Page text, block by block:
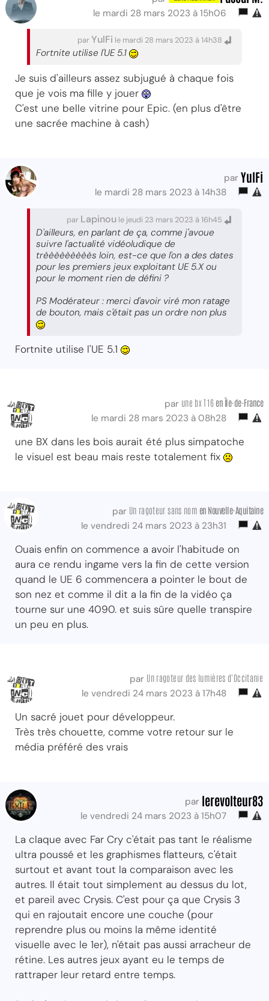
le mardi 28 mars 2023 à 15h06
parYulFi le mardi 28 mars 2023 à 14h38
Fortnite utilise l'UE 5.1
Je suis d'ailleurs assez subjugué à chaque fois
que je vois ma fille y jouer
C'est une belle vitrine pour Epic. (en plus d'être
une sacrée machine à cash)
par YulFi
le mardi 28 mars 2023 à 14h38
par Lapinou le jeudi 23 mars 2023 à 16h45
D'ailleurs, en parlant de ça, comme j'avoue
suivre l'actualité vidéoludique de
trèèèèèèèèès loin, est-ce que l'on a des dates
pour les premiers jeux exploitant UE 5.X ou
pour le moment rien de défini ?
PS Modérateur : merci d'avoir viré mon ratage
de bouton, mais c'était pas un ordre non plus
Fortnite utilise l'UE 5.1
par une bx T16 en Île-de-France
le mardi 28 mars 2023 à 08h28
une BX dans les bois aurait été plus simpatoche
le visuel est beau mais reste totalement fix
par Un ragoteur sans nom en Nouvelle-Aquitaine
le vendredi 24 mars 2023 à 23h31
Ouais enfin on commence a avoir l'habitude on
aura ce rendu ingame vers la fin de cette version
quand le UE 6 commencera a pointer le bout de
son nez et comme il dit a la fin de la vidéo ça
tourne sur une 4090. et suis sûre quelle transpire
un peu en plus.
par Un ragoteur des lumières d'Occitanie
le vendredi 24 mars 2023 à 17h48
Un sacré jouet pour développeur.
Très très chouette, comme votre retour sur le
média préféré des vrais
par lerevolteur83
le vendredi 24 mars 2023 à 15h07
La claque avec Far Cry c'était pas tant le réalisme
ultra poussé et les graphismes flatteurs, c'était
surtout et avant tout la comparaison avec les
autres. Il était tout simplement au dessus du lot,
et pareil avec Crysis. C'est pour ça que Crysis 3
qui en rajoutait encore une couche (pour
reprendre plus ou moins la même identité
visuelle avec le 1er), n'était pas aussi arracheur de
rétine. Les autres jeux ayant eu le temps de
rattraper leur retard entre temps.